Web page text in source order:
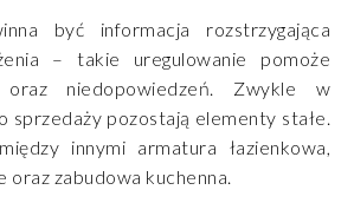
być informacja rozstrzygająca
– takie uregulowanie pomoże
oraz niedopowiedzeń. Zwykle w
sprzedaży pozostają elementy stałe.
innymi armatura łazienkowa,
oraz zabudowa kuchenna.